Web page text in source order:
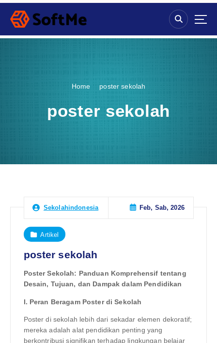
S
p
Home poster sekolah
poster sekolah
Sekolahindonesia Feb, Sab, 2026
Artikel
poster sekolah
Poster Sekolah: Panduan Komprehensif tentang
Desain, Tujuan, dan Dampak dalam Pendidikan
I. Peran Beragam Poster di Sekolah
Poster di sekolah lebih dari sekadar elemen dekoratif;
mereka adalah alat pendidikan penting yang
berkontribusi signifikan terhadap lingkungan belajar